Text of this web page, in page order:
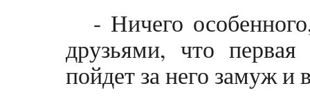
- Ничего
друзьями, что
пойдет за него замуж